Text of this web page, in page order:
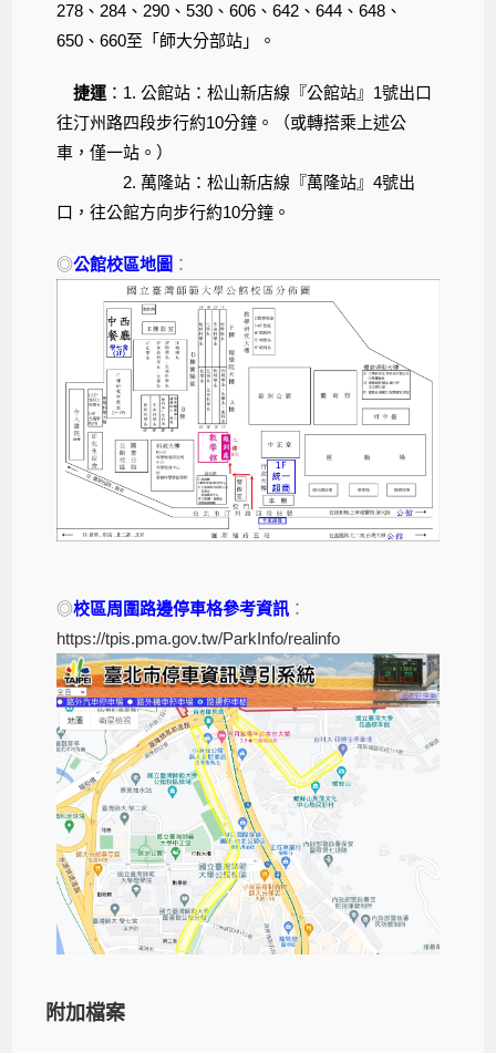
278、284、290、530、606、642、644、648、
650、660至「師大分部站」。
捷運 ：1. 公館站：松山新店線『公館站』1號出口
往汀州路四段步行約10分鐘。（或轉搭乘上述公
車，僅一站。）
2. 萬隆站：松山新店線『萬隆站』4號出
口，往公館方向步行約10分鐘。
◎公館校區地圖 ：
◎校區周圍路邊停車格參考資訊 ：
https://tpis.pma.gov.tw/ParkInfo/realinfo
附加檔案